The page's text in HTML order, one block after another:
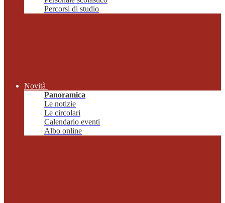
Percorsi di studio
Novità
Panoramica
Le notizie
Le circolari
Calendario eventi
Albo online